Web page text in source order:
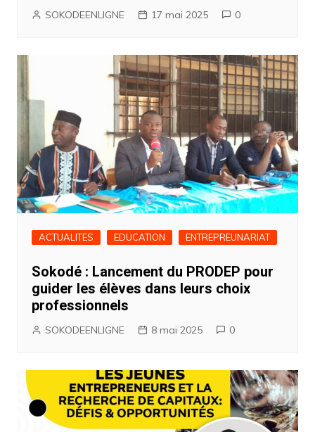
SOKODEENLIGNE 17 mai 2025 0
ACTUALITES EDUCATION ENTREPREUNARIAT
Sokodé : Lancement du PRODEP pour
guider les élèves dans leurs choix
professionnels
SOKODEENLIGNE 8 mai 2025 0